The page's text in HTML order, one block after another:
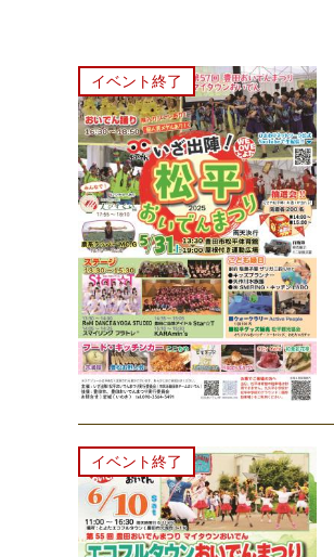
イベント終了
イベント終了